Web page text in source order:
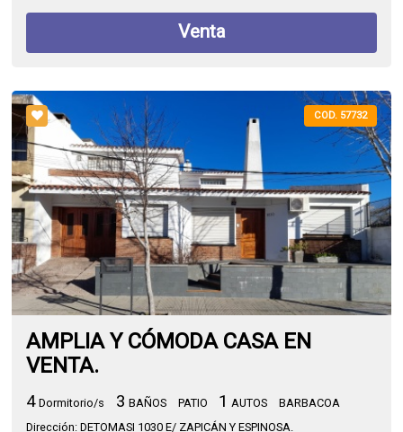
Venta
COD. 57732
AMPLIA Y CÓMODA CASA EN
VENTA.
4 Dormitorio/s 3 BAÑOS PATIO 1 AUTOS
BARBACOA
Dirección: DETOMASI 1030 E/ ZAPICÁN Y ESPINOSA.